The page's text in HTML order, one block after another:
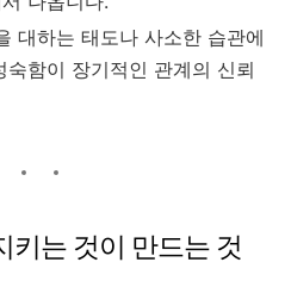
대하는 태도나 사소한 습관에
함이 장기적인 관계의 신뢰
키는 것이 만드는 것